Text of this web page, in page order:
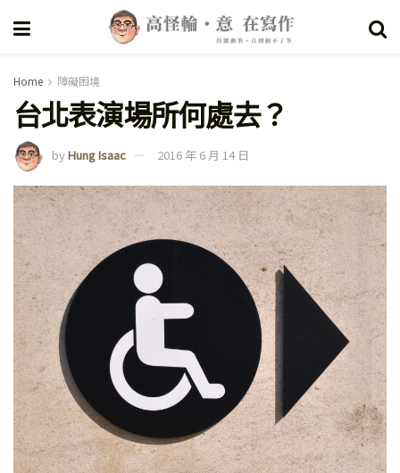
Home 障礙困境
台北表演場所何處去？
byHung Isaac 2016 年 6 月 14 日